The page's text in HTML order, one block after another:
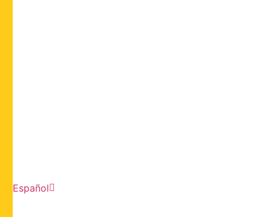
Español